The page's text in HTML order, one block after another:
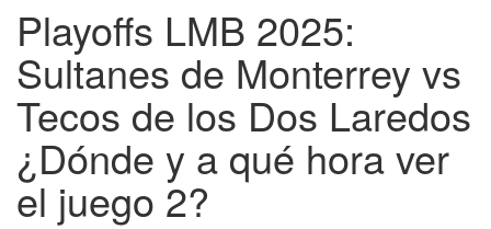
Playoffs LMB 2025:
Sultanes de Monterrey vs
Tecos de los Dos Laredos
¿Dónde y a qué hora ver
el juego 2?